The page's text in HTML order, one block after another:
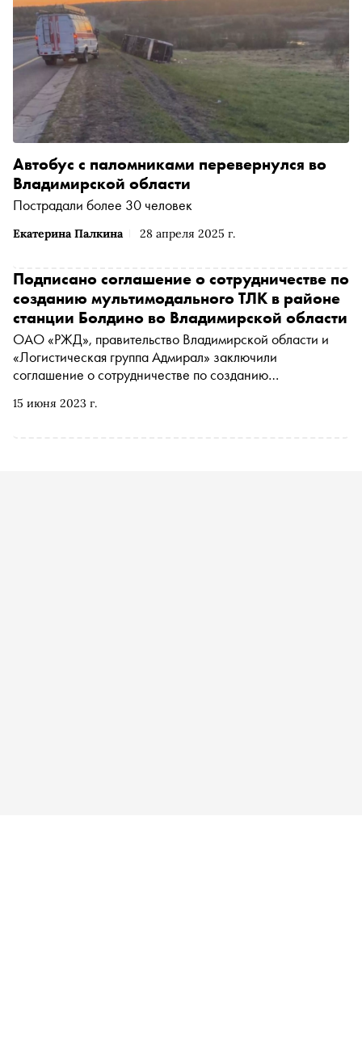
Екатерина Палкина 28 апреля 2025 г.
Автобус с паломниками перевернулся во
Владимирской области
Пострадали более 30 человек
15 июня 2023 г.
Подписано соглашение о сотрудничестве по
созданию мультимодального ТЛК в районе
станции Болдино во Владимирской области
ОАО «РЖД», правительство Владимирской области и
«Логистическая группа Адмирал» заключили
соглашение о сотрудничестве по созданию
комплекса на территории, прилегающей к станции